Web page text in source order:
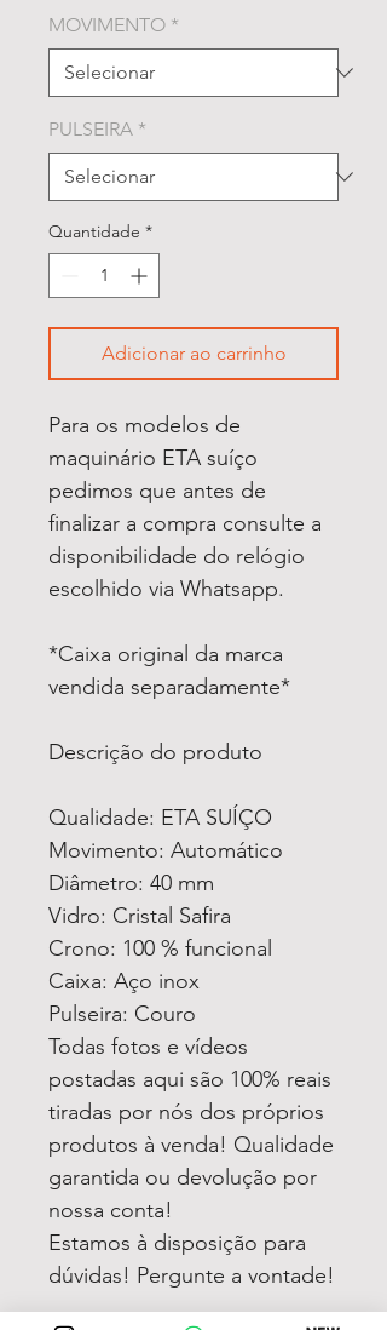
MOVIMENTO *
PULSEIRA *
Quantidade *
Adicionar ao carrinho
Para os modelos de
maquinário ETA suíço
pedimos que antes de
finalizar a compra consulte a
disponibilidade do relógio
escolhido via Whatsapp.
*Caixa original da marca
vendida separadamente*
Descrição do produto
Qualidade: ETA SUÍÇO
Movimento: Automático
Diâmetro: 40 mm
Vidro: Cristal Safira
Crono: 100 % funcional
Caixa: Aço inox
Pulseira: Couro
Todas fotos e vídeos
postadas aqui são 100% reais
tiradas por nós dos próprios
produtos à venda! Qualidade
garantida ou devolução por
nossa conta!
Estamos à disposição para
dúvidas! Pergunte a vontade!